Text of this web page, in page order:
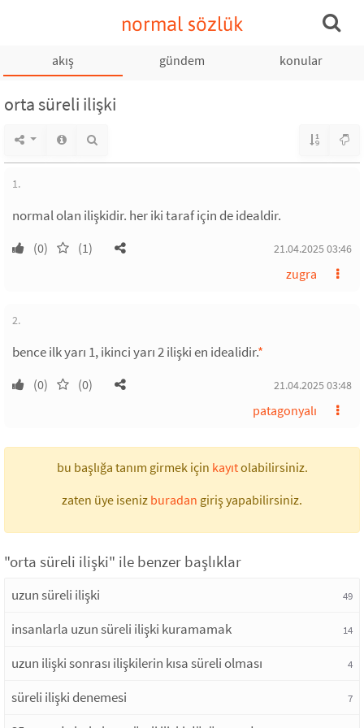
normal sözlük
akış gündem konular
orta süreli ilişki
1.
normal olan ilişkidir. her iki taraf için de idealdir.
(0) (1) 21.04.2025 03:46
zugra
2.
bence ilk yarı 1, ikinci yarı 2 ilişki en idealidir.*
(0) (0) 21.04.2025 03:48
patagonyalı
bu başlığa tanım girmek için kayıtolabilirsiniz.
zaten üye iseniz buradan giriş yapabilirsiniz.
"orta süreli ilişki" ile benzer başlıklar
uzun süreli ilişki 49
insanlarla uzun süreli ilişki kuramamak 14
uzun ilişki sonrası ilişkilerin kısa süreli olması 4
süreli ilişki denemesi 7